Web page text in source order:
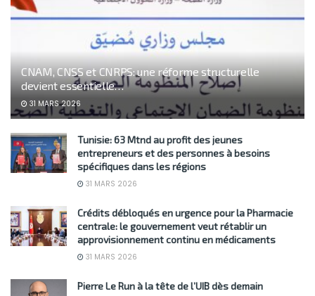
CNAM, CNSS et CNRPS: une réforme structurelle
devient essentielle…
31 MARS 2026
Tunisie: 63 Mtnd au profit des jeunes
entrepreneurs et des personnes à besoins
spécifiques dans les régions
31 MARS 2026
Crédits débloqués en urgence pour la Pharmacie
centrale: le gouvernement veut rétablir un
approvisionnement continu en médicaments
31 MARS 2026
Pierre Le Run à la tête de l’UIB dès demain